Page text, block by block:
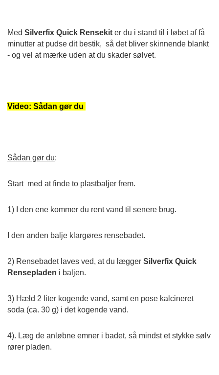
Med Silverfix Quick Rensekit er du i stand til i løbet af få
minutter at pudse dit bestik, så det bliver skinnende blankt
- og vel at mærke uden at du skader sølvet.
Video: Sådan gør du
Sådan gør du:
Start med at finde to plastbaljer frem.
1) I den ene kommer du rent vand til senere brug.
I den anden balje klargøres rensebadet.
2) Rensebadet laves ved, at du lægger Silverfix Quick
Rensepladen i baljen.
3) Hæld 2 liter kogende vand, samt en pose kalcineret
soda (ca. 30 g) i det kogende vand.
4). Læg de anløbne emner i badet, så mindst et stykke sølv
rører pladen.